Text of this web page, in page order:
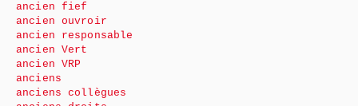
ancien fief
ancien ouvroir
ancien responsable
ancien Vert
ancien VRP
anciens
anciens collègues